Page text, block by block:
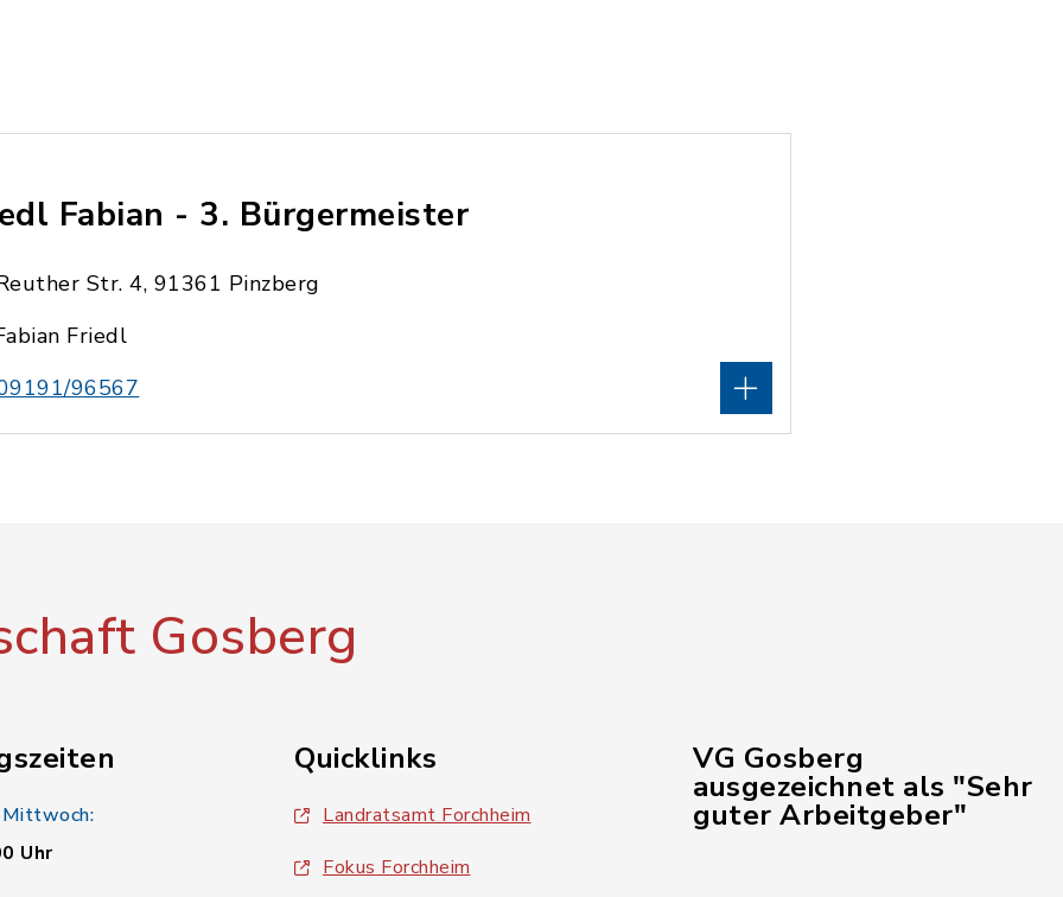
Fabian - 3. Bürgermeister
Str. 4, 91361 Pinzberg
Friedl
96567
Gosberg
Uhr
Quicklinks
Landratsamt Forchheim
Fokus Forchheim
VG Gosberg
ausgezeichnet als "Sehr
guter Arbeitgeber"